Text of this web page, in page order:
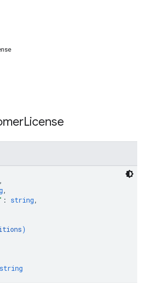
License
,
,
: string,
)
string